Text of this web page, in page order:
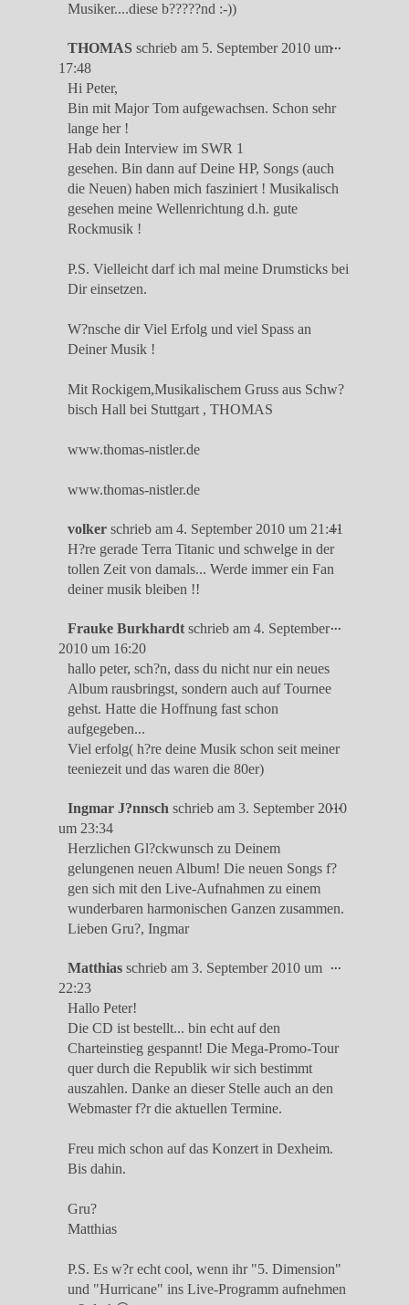
Musiker....diese b?????nd :-))
THOMASschrieb am 5. September 2010 um
17:48
Hi Peter,
Bin mit Major Tom aufgewachsen. Schon sehr
lange her !
Hab dein Interview im SWR 1
gesehen. Bin dann auf Deine HP, Songs (auch
die Neuen) haben mich fasziniert ! Musikalisch
gesehen meine Wellenrichtung d.h. gute
Rockmusik !
P.S. Vielleicht darf ich mal meine Drumsticks bei
Dir einsetzen.
W?nsche dir Viel Erfolg und viel Spass an
Deiner Musik !
Mit Rockigem,Musikalischem Gruss aus Schw?
bisch Hall bei Stuttgart , THOMAS
www.thomas-nistler.de
www.thomas-nistler.de
...Diese
volkerschrieb am 4. September 2010 um 21:41
H?re gerade Terra Titanic und schwelge in der
tollen Zeit von damals... Werde immer ein Fan
deiner musik bleiben !!
...Diese
Frauke Burkhardtschrieb am 4. September
2010 um 16:20
hallo peter, sch?n, dass du nicht nur ein neues
Album rausbringst, sondern auch auf Tournee
gehst. Hatte die Hoffnung fast schon
aufgegeben...
Viel erfolg( h?re deine Musik schon seit meiner
teeniezeit und das waren die 80er)
...Diese
Ingmar J?nnschschrieb am 3. September 2010
um 23:34
Herzlichen Gl?ckwunsch zu Deinem
gelungenen neuen Album! Die neuen Songs f?
gen sich mit den Live-Aufnahmen zu einem
wunderbaren harmonischen Ganzen zusammen.
Lieben Gru?, Ingmar
...Diese
Matthiasschrieb am 3. September 2010 um
22:23
Hallo Peter!
Die CD ist bestellt... bin echt auf den
Charteinstieg gespannt! Die Mega-Promo-Tour
quer durch die Republik wir sich bestimmt
auszahlen. Danke an dieser Stelle auch an den
Webmaster f?r die aktuellen Termine.
Freu mich schon auf das Konzert in Dexheim.
Bis dahin.
Gru?
Matthias
P.S. Es w?r echt cool, wenn ihr "5. Dimension"
und "Hurricane" ins Live-Programm aufnehmen
...Diese